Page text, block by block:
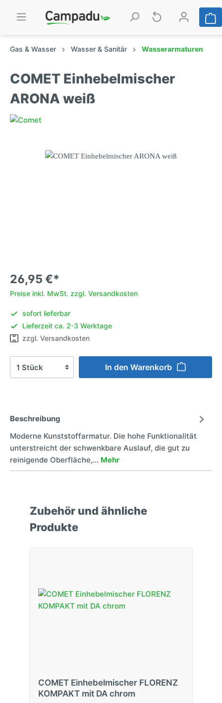
Gas & Wasser Wasser & Sanitär Wasserarmaturen
COMET Einhebelmischer
ARONA weiß
26,95 €*
Preise inkl. MwSt. zzgl. Versandkosten
sofort lieferbar
Lieferzeit ca. 2-3 Werktage
zzgl. Versandkosten
In den Warenkorb
Beschreibung
Moderne Kunststoffarmatur. Die hohe Funktionalität
unterstreicht der schwenkbare Auslauf, die gut zu
reinigende Oberfläche,… Mehr
Zubehör und ähnliche
Produkte
COMET Einhebelmischer FLORENZ
KOMPAKT mit DA chrom